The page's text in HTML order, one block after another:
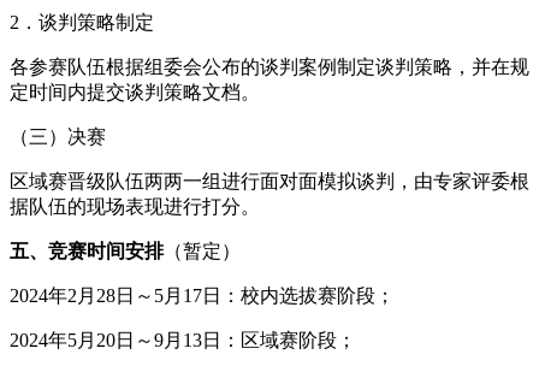
2．谈判策略制定
各参赛队伍根据组委会公布的谈判案例制定谈判策略，并在规
定时间内提交谈判策略文档。
（三）决赛
区域赛晋级队伍两两一组进行面对面模拟谈判，由专家评委根
据队伍的现场表现进行打分。
五、竞赛时间安排（暂定）
2024年2月28日～5月17日：校内选拔赛阶段；
2024年5月20日～9月13日：区域赛阶段；